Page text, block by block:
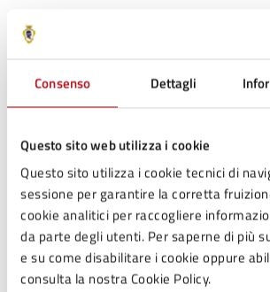
Consenso Dettagli
Questo sito web utilizza i cookie
Questo sito utilizza i cookie tecnici di
sessione per garantire la corretta
cookie analitici per raccogliere
da parte degli utenti. Per saperne di più
e su come disabilitare i cookie oppure
consulta la nostra Cookie Policy.
Luogo